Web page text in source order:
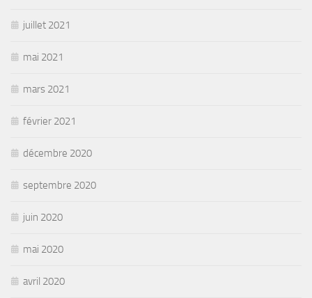
juillet 2021
mai 2021
mars 2021
février 2021
décembre 2020
septembre 2020
juin 2020
mai 2020
avril 2020